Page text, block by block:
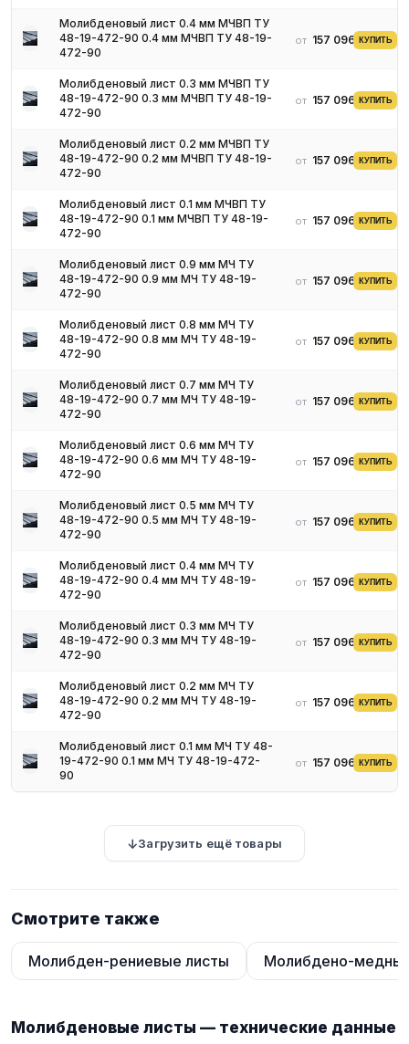
Молибденовый лист 0.4 мм МЧВП ТУ
48-19-472-90 0.4 мм МЧВП ТУ 48-19-
472-90
от 157 096 ₽КУПИТЬ
Молибденовый лист 0.3 мм МЧВП ТУ
48-19-472-90 0.3 мм МЧВП ТУ 48-19-
472-90
от 157 096 ₽КУПИТЬ
Молибденовый лист 0.2 мм МЧВП ТУ
48-19-472-90 0.2 мм МЧВП ТУ 48-19-
472-90
от 157 096 ₽КУПИТЬ
Молибденовый лист 0.1 мм МЧВП ТУ
48-19-472-90 0.1 мм МЧВП ТУ 48-19-
472-90
от 157 096 ₽КУПИТЬ
Молибденовый лист 0.9 мм МЧ ТУ
48-19-472-90 0.9 мм МЧ ТУ 48-19-
472-90
от 157 096 ₽КУПИТЬ
Молибденовый лист 0.8 мм МЧ ТУ
48-19-472-90 0.8 мм МЧ ТУ 48-19-
472-90
от 157 096 ₽КУПИТЬ
Молибденовый лист 0.7 мм МЧ ТУ
48-19-472-90 0.7 мм МЧ ТУ 48-19-
472-90
от 157 096 ₽КУПИТЬ
Молибденовый лист 0.6 мм МЧ ТУ
48-19-472-90 0.6 мм МЧ ТУ 48-19-
472-90
от 157 096 ₽КУПИТЬ
Молибденовый лист 0.5 мм МЧ ТУ
48-19-472-90 0.5 мм МЧ ТУ 48-19-
472-90
от 157 096 ₽КУПИТЬ
Молибденовый лист 0.4 мм МЧ ТУ
48-19-472-90 0.4 мм МЧ ТУ 48-19-
472-90
от 157 096 ₽КУПИТЬ
Молибденовый лист 0.3 мм МЧ ТУ
48-19-472-90 0.3 мм МЧ ТУ 48-19-
472-90
от 157 096 ₽КУПИТЬ
Молибденовый лист 0.2 мм МЧ ТУ
48-19-472-90 0.2 мм МЧ ТУ 48-19-
472-90
от 157 096 ₽КУПИТЬ
Молибденовый лист 0.1 мм МЧ ТУ 48-
19-472-90 0.1 мм МЧ ТУ 48-19-472-
90
от 157 096 ₽КУПИТЬ
Загрузить ещё товары
Смотрите также
Молибден-рениевые листы Молибдено-
Молибденовые листы — технические данные